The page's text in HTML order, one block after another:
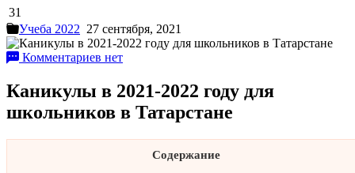
31
Учеба 2022 27 сентября, 2021
Комментариев нет
Каникулы в 2021-2022 году для
школьников в Татарстане
Содержание